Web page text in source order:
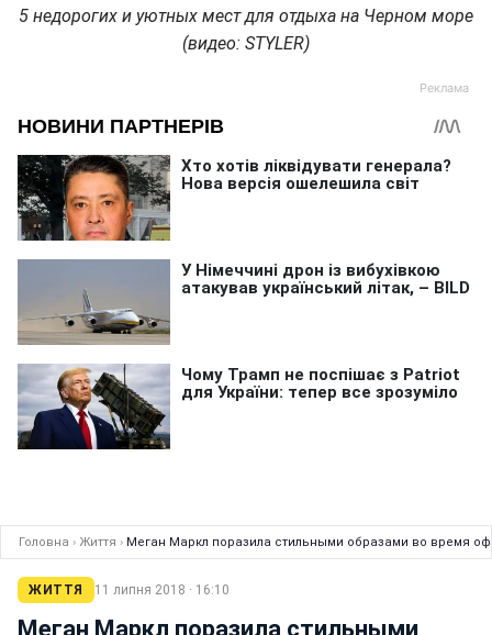
5 недорогих и уютных мест для отдыха на Черном море
(видео: STYLER)
Головна › Життя › Меган Маркл поразила стильными образами во время
ЖИТТЯ 11 липня 2018 · 16:10
Меган Маркл поразила стильными